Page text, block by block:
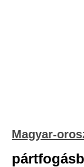
Magyar-